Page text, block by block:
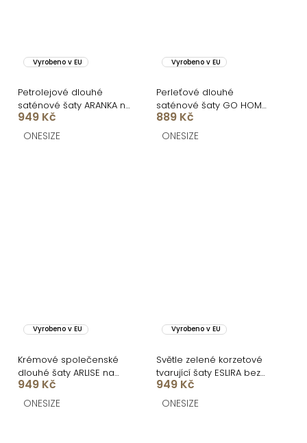
Vyrobeno v EU
Petrolejové dlouhé
saténové šaty ARANKA na
ramínka
949 Kč
ONESIZE
Vyrobeno v EU
Perleťové dlouhé
saténové šaty GO HOME
s páskem
889 Kč
ONESIZE
Vyrobeno v EU
Krémové společenské
dlouhé šaty ARLISE na
ramínka
949 Kč
ONESIZE
Vyrobeno v EU
Světle zelené korzetové
tvarující šaty ESLIRA bez
ramínek
949 Kč
ONESIZE